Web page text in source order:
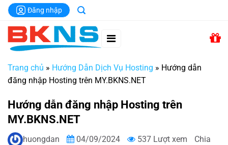
Chuyển
đến
dung
Đăng nhập
Trang chủ » Hướng Dẫn Dịch Vụ Hosting » Hướng dẫn
đăng nhập Hosting trên MY.BKNS.NET
Hướng dẫn đăng nhập Hosting trên
MY.BKNS.NET
huongdan 04/09/2024 537 Lượt xem
Chia